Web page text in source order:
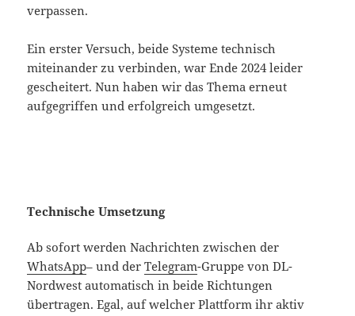
verpassen.
Ein erster Versuch, beide Systeme technisch
miteinander zu verbinden, war Ende 2024 leider
gescheitert. Nun haben wir das Thema erneut
aufgegriffen und erfolgreich umgesetzt.
Technische Umsetzung
Ab sofort werden Nachrichten zwischen der
WhatsApp– und derTelegram-Gruppe von DL-
Nordwest automatisch in beide Richtungen
übertragen. Egal, auf welcher Plattform ihr aktiv